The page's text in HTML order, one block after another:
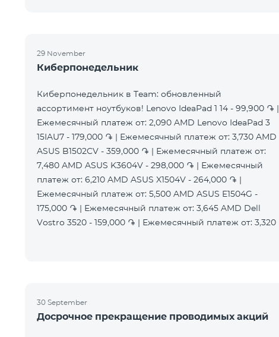
29 November
Киберпонедельник
Киберпонедельник в Team: обновленный
ассортимент ноутбуков! Lenovo IdeaPad 1 14 - 99,900 ֏ |
Ежемесячный платеж от: 2,090 AMD Lenovo IdeaPad 3
15IAU7 - 179,000 ֏ | Ежемесячный платеж от: 3,730 AMD
ASUS B1502CV - 359,000 ֏ | Ежемесячный платеж от:
7,480 AMD ASUS K3604V - 298,000 ֏ | Ежемесячный
платеж от: 6,210 AMD ASUS X1504V - 264,000 ֏ |
Ежемесячный платеж от: 5,500 AMD ASUS E1504G -
175,000 ֏ | Ежемесячный платеж от: 3,645 AMD Dell
Vostro 3520 - 159,000 ֏ | Ежемесячный платеж от: 3,320
30 September
Досрочное прекращение проводимых акций